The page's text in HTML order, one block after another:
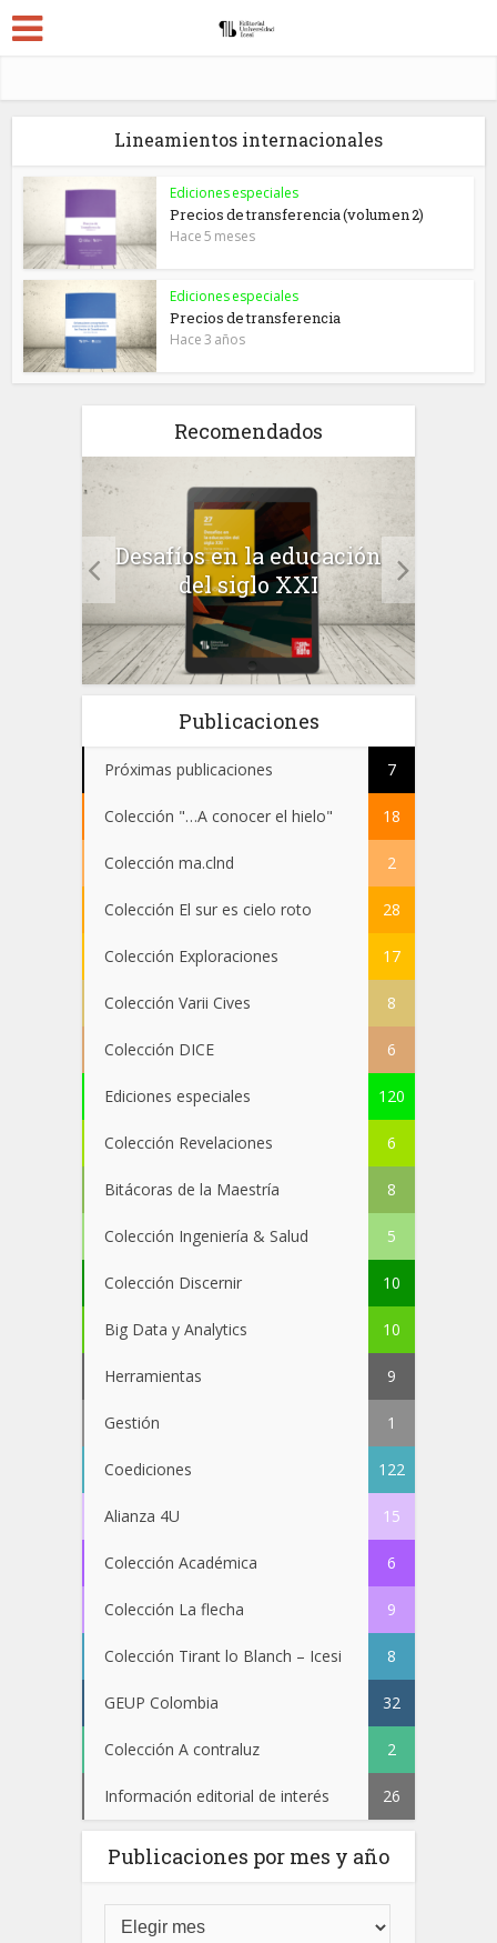
Lineamientos internacionales
Ediciones especiales
Precios de transferencia (volumen 2)
Hace 5 meses
Ediciones especiales
Precios de transferencia
Hace 3 años
Recomendados
Desafíos en la educación
del siglo XXI
Publicaciones
Próximas publicaciones 7
Colección "…A conocer el hielo" 18
Colección ma.clnd 2
Colección El sur es cielo roto 28
Colección Exploraciones 17
Colección Varii Cives 8
Colección DICE 6
Ediciones especiales 120
Colección Revelaciones 6
Bitácoras de la Maestría 8
Colección Ingeniería & Salud 5
Colección Discernir 10
Big Data y Analytics 10
Herramientas 9
Gestión 1
Coediciones 122
Alianza 4U 15
Colección Académica 6
Colección La flecha 9
Colección Tirant lo Blanch – Icesi 8
GEUP Colombia 32
Colección A contraluz 2
Información editorial de interés 26
Publicaciones por mes y año